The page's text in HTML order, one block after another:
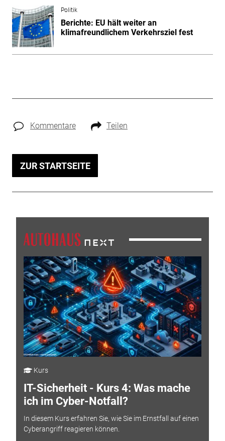
Politik
Berichte: EU hält weiter an
klimafreundlichem Verkehrsziel fest
Kommentare Teilen
ZUR STARTSEITE
Kurs
IT-Sicherheit - Kurs 4: Was mache
ich im Cyber-Notfall?
In diesem Kurs erfahren Sie, wie Sie im Ernstfall auf einen
Cyberangriff reagieren können.